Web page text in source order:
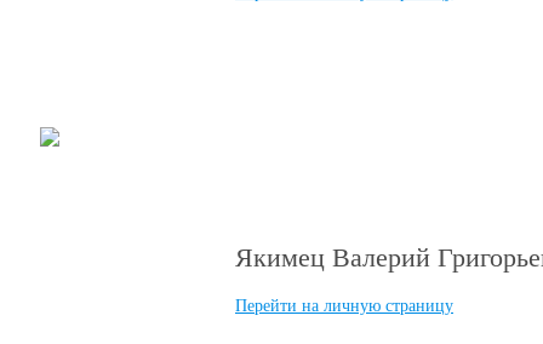
Якимец Валерий
Перейти на личную страницу